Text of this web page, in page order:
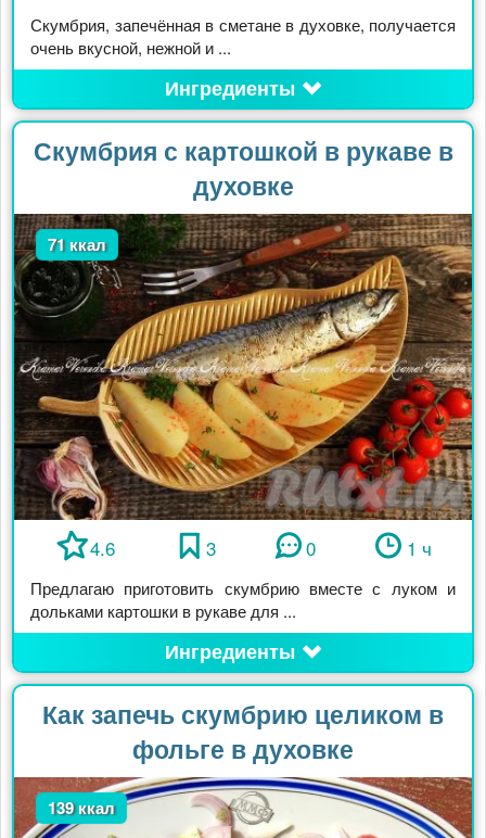
Скумбрия, запечённая в сметане в духовке, получается
очень вкусной, нежной и ...
Ингредиенты
Скумбрия с картошкой в рукаве в
духовке
71 ккал
4.6 3 0 1 ч
Предлагаю приготовить скумбрию вместе с луком и
дольками картошки в рукаве для ...
Ингредиенты
Как запечь скумбрию целиком в
фольге в духовке
139 ккал